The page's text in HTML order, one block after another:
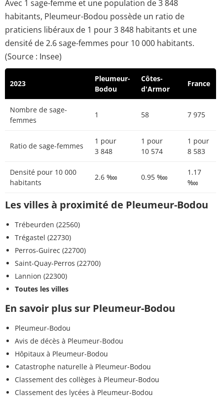
Avec 1 sage-femme et une population de 3 848
habitants, Pleumeur-Bodou possède un ratio de
praticiens libéraux de 1 pour 3 848 habitants et une
densité de 2.6 sage-femmes pour 10 000 habitants.
(Source : Insee)
2023
Pleumeur-
Bodou
Côtes-
d'Armor
France
Nombre de sage-
femmes
1 58 7 975
Ratio de sage-femmes
1 pour
3 848
1 pour
10 574
1 pour
8 583
Densité pour 10 000
habitants
2.6 ‱ 0.95 ‱
1.17
‱
Les villes à proximité de Pleumeur-Bodou
Trébeurden (22560)
Trégastel (22730)
Perros-Guirec (22700)
Saint-Quay-Perros (22700)
Lannion (22300)
Toutes les villes
En savoir plus sur Pleumeur-Bodou
Pleumeur-Bodou
Avis de décès à Pleumeur-Bodou
Hôpitaux à Pleumeur-Bodou
Catastrophe naturelle à Pleumeur-Bodou
Classement des collèges à Pleumeur-Bodou
Classement des lycées à Pleumeur-Bodou